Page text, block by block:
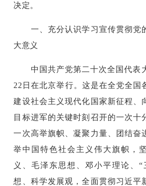
决定。
一、充分认识学习宣传贯彻党
大意义
中国共产党第二十次全国代表
22日在北京举行。这是在全党全国
建设社会主义现代化国家新征程、
目标进军的关键时刻召开的一次十
一次高举旗帜、凝聚力量、团结奋
举中国特色社会主义伟大旗帜，
义、毛泽东思想、邓小平理论、“
想、科学发展观，全面贯彻习近平